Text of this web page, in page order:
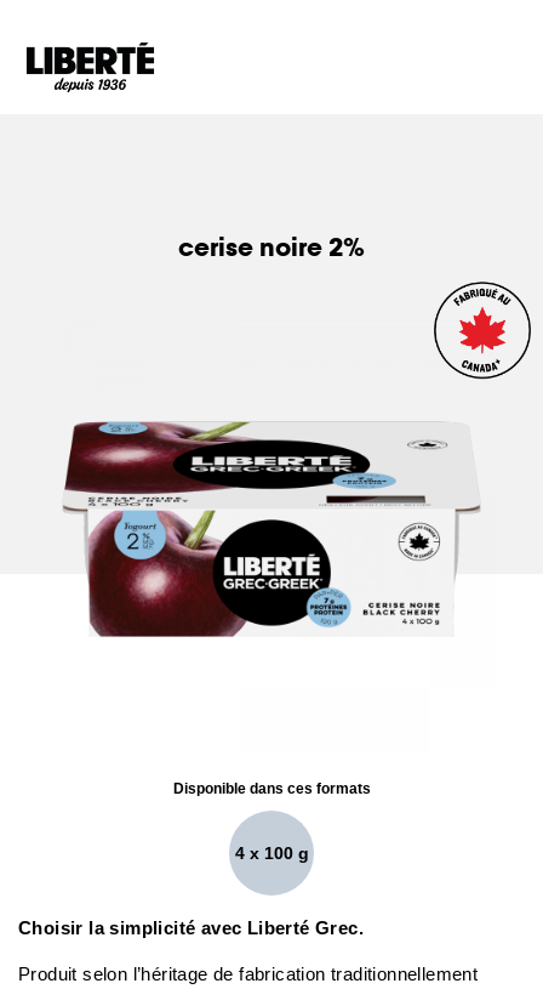
cerise noire 2%
Disponible dans ces formats
4 x 100 g
Choisir la simplicité avec Liberté Grec.
Produit selon l’héritage de fabrication traditionnellement